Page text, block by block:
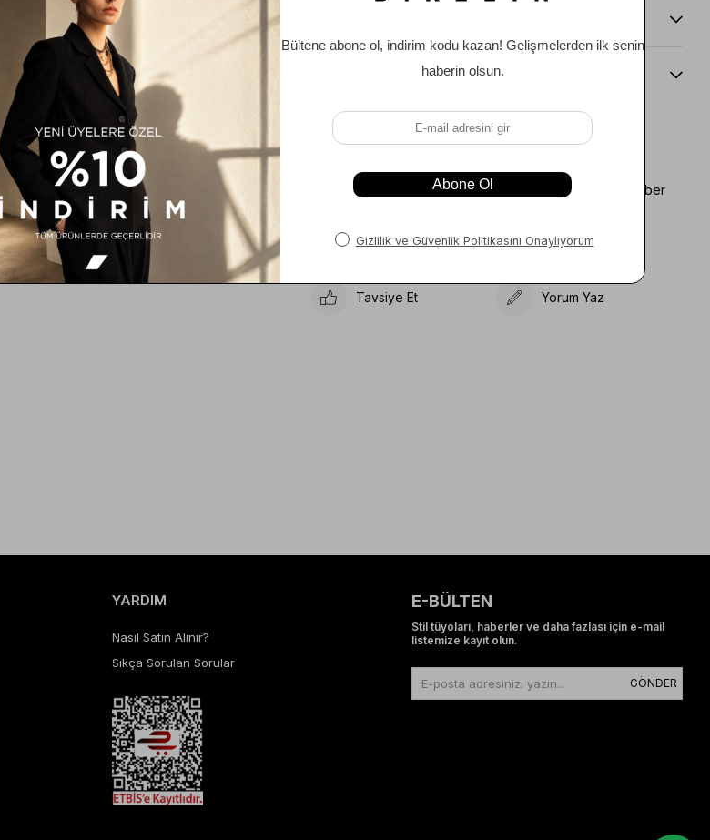
Beden Kılavuzu
Favorilere Ekle Koleksiyona Ekle
Karşılaştır
Fiyat Düşünce Haber
Gelince Haber Ver
Tavsiye Et Yorum Yaz
YARDIM
Nasıl Satın Alınır?
Sıkça Sorulan Sorular
E-BÜLTEN
Stil tüyoları, haberler ve daha fazlası için e-mail
listemize kayıt olun.
GÖNDER